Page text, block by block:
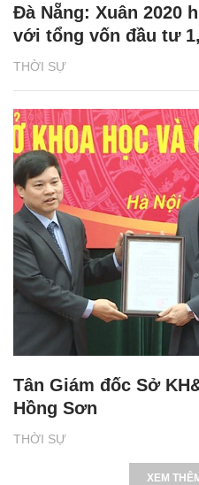
THỜI SỰ
Đà Nẵng: Xuân 2020
với tổng vốn đầu tư
THỜI SỰ
Tân Giám đốc Sở
Hồng Sơn
XEM